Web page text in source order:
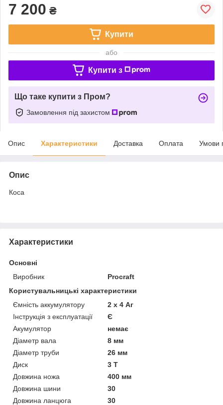
7 200 ₴
Купити
або
Купити з
Що таке купити з Пром?
Замовлення під захистом
Опис Характеристики Доставка Оплата Умови
Опис
Коса
Характеристики
Основні
Виробник
Procraft
Користувальницькі характеристики
Ємність аккумулятору
2 х 4 Аг
Інструкція з експлуатації
Є
Акумулятор
немає
Діаметр вала
8 мм
Діаметр труби
26 мм
Диск
3 Т
Довжина ножа
400 мм
Довжина шини
30
Довжина ланцюга
30